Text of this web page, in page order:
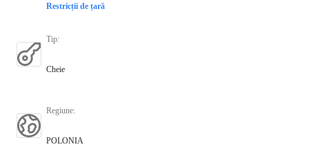
Restricții de țară
Tip:
Cheie
Regiune:
POLONIA